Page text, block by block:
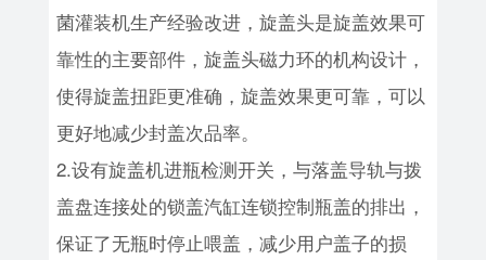
菌灌装机生产经验改进，旋盖头是旋盖效果可
靠性的主要部件，旋盖头磁力环的机构设计，
使得旋盖扭距更准确，旋盖效果更可靠，可以
更好地减少封盖次品率。
2.设有旋盖机进瓶检测开关，与落盖导轨与拨
盖盘连接处的锁盖汽缸连锁控制瓶盖的排出，
保证了无瓶时停止喂盖，减少用户盖子的损